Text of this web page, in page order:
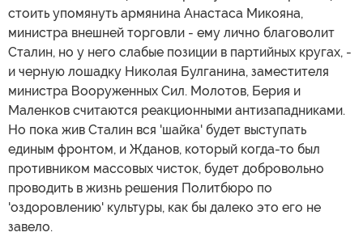
стоить упомянуть армянина Анастаса Микояна,
министра внешней торговли - ему лично благоволит
Сталин, но у него слабые позиции в партийных кругах, -
и черную лошадку Николая Булганина, заместителя
министра Вооруженных Сил. Молотов, Берия и
Маленков считаются реакционными антизападниками.
Но пока жив Сталин вся 'шайка' будет выступать
единым фронтом, и Жданов, который когда-то был
противником массовых чисток, будет добровольно
проводить в жизнь решения Политбюро по
'оздоровлению' культуры, как бы далеко это его не
завело.